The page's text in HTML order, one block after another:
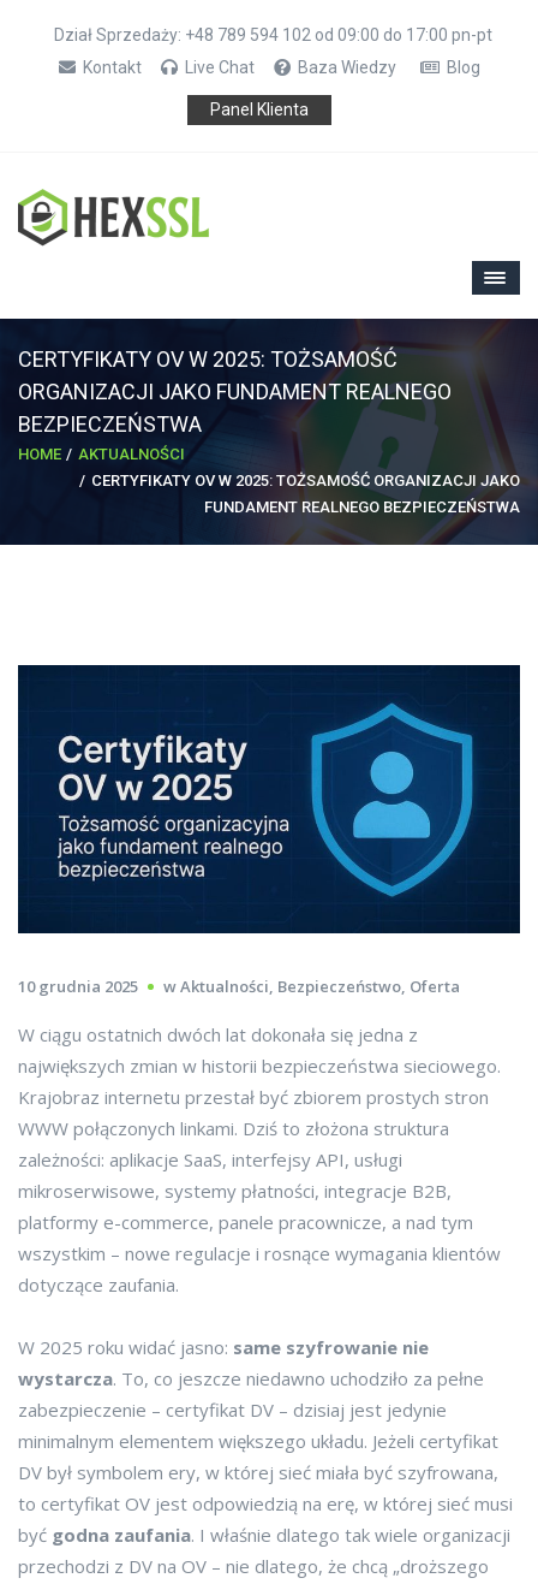
Dział Sprzedaży: +48 789 594 102 od 09:00 do 17:00 pn-pt
Kontakt
Live Chat Baza Wiedzy Blog
Panel Klienta
CERTYFIKATY OV W 2025: TOŻSAMOŚĆ
ORGANIZACJI JAKO FUNDAMENT REALNEGO
BEZPIECZEŃSTWA
HOME
AKTUALNOŚCI
CERTYFIKATY OV W 2025: TOŻSAMOŚĆ ORGANIZACJI JAKO
FUNDAMENT REALNEGO BEZPIECZEŃSTWA
10 grudnia 2025 wAktualności Bezpieczeństwo Oferta
W ciągu ostatnich dwóch lat dokonała się jedna z
największych zmian w historii bezpieczeństwa sieciowego.
Krajobraz internetu przestał być zbiorem prostych stron
WWW połączonych linkami. Dziś to złożona struktura
zależności: aplikacje SaaS, interfejsy API, usługi
mikroserwisowe, systemy płatności, integracje B2B,
platformy e-commerce, panele pracownicze, a nad tym
wszystkim – nowe regulacje i rosnące wymagania klientów
dotyczące zaufania.
W 2025 roku widać jasno: same szyfrowanie nie
wystarcza. To, co jeszcze niedawno uchodziło za pełne
zabezpieczenie – certyfikat DV – dzisiaj jest jedynie
minimalnym elementem większego układu. Jeżeli certyfikat
DV był symbolem ery, w której sieć miała być szyfrowana,
to certyfikat OV jest odpowiedzią na erę, w której sieć musi
być godna zaufania. I właśnie dlatego tak wiele organizacji
przechodzi z DV na OV – nie dlatego, że chcą „droższego